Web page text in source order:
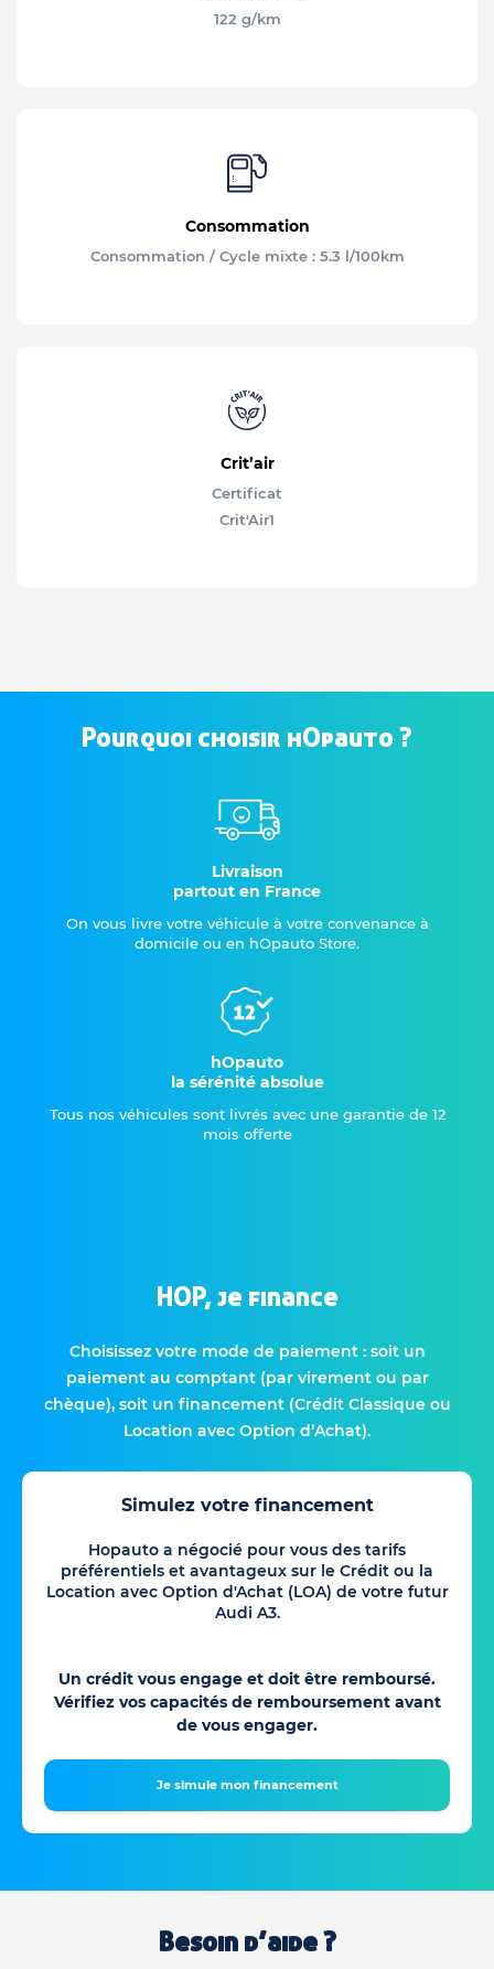
122 g/km
Consommation
Consommation / Cycle mixte : 5.3 l/100km
Crit’air
Certificat
Crit'Air1
Pourquoi choisir hOpauto ?
Livraison
partout en France
On vous livre votre véhicule à votre convenance à
domicile ou en hOpauto Store.
hOpauto
la sérénité absolue
Tous nos véhicules sont livrés avec une garantie de 12
mois offerte
HOP, je finance
Choisissez votre mode de paiement : soit un
paiement au comptant (par virement ou par
chèque), soit un financement (Crédit Classique ou
Location avec Option d’Achat).
Simulez votre financement
Hopauto a négocié pour vous des tarifs
préférentiels et avantageux sur le Crédit ou la
Location avec Option d'Achat (LOA) de votre futur
Audi A3.
Un crédit vous engage et doit être remboursé.
Vérifiez vos capacités de remboursement avant
de vous engager.
Je simule mon financement
Besoin d’aide ?